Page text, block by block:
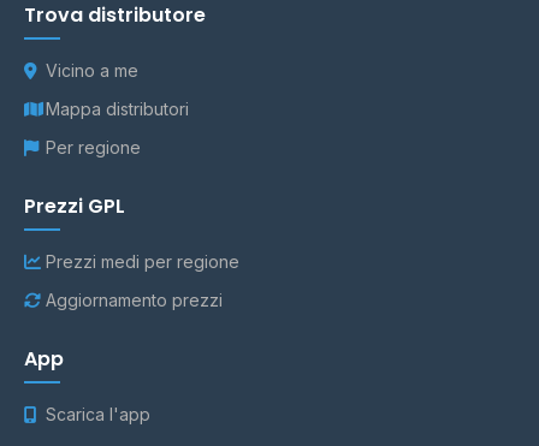
Trova distributore
Vicino a me
Mappa distributori
Per regione
Prezzi GPL
Prezzi medi per regione
Aggiornamento prezzi
App
Scarica l'app